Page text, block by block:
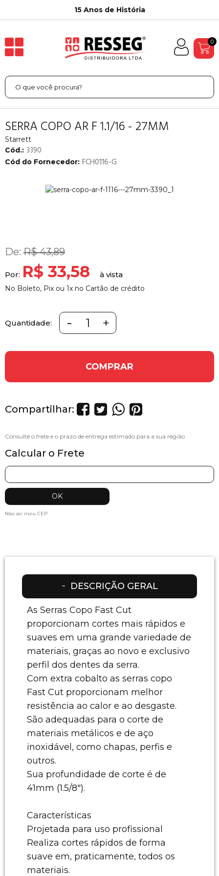
15 Anos de História
0
SERRA COPO AR F 1.1/16 - 27MM
Starrett
Cód.: 3390
Cód do Fornecedor: FCH0116-G
De: R$ 43,89
Por: R$ 33,58
No Boleto, Pix ou 1x no Cartão de crédito
Quantidade: - +
COMPRAR
Compartilhar:
Calcular o Frete
Não sei meu CEP
DESCRIÇÃO GERAL
As Serras Copo Fast Cut
proporcionam cortes mais rápidos e
suaves em uma grande variedade de
materiais, graças ao novo e exclusivo
perfil dos dentes da serra.
Com extra cobalto as serras copo
Fast Cut proporcionam melhor
resistência ao calor e ao desgaste.
São adequadas para o corte de
materiais metálicos e de aço
inoxidável, como chapas, perfis e
outros.
Sua profundidade de corte é de
41mm (1.5/8").
Características
Projetada para uso profissional
Realiza cortes rápidos de forma
suave em, praticamente, todos os
materiais.